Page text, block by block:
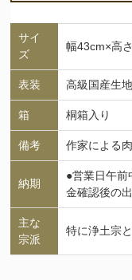
サイ
ズ
幅43cm×高
表装 高級国産生
箱 桐箱入り
備考 作家による
納期
●営業日午前
金確認後の
主な
宗派
特に浄土宗